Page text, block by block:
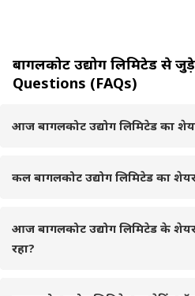
बागलकोट उद्योग लिमिटेड से
Questions (FAQs)
आज बागलकोट उद्योग लिमिटेड का
कल बागलकोट उद्योग लिमिटेड का
आज बागलकोट उद्योग लिमिटेड के
रहा?